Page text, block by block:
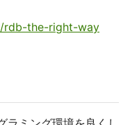
rdb-the-right-way